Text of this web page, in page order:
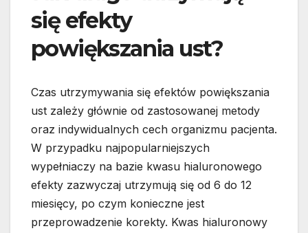
się efekty
powiększania ust?
Czas utrzymywania się efektów powiększania
ust zależy głównie od zastosowanej metody
oraz indywidualnych cech organizmu pacjenta.
W przypadku najpopularniejszych
wypełniaczy na bazie kwasu hialuronowego
efekty zazwyczaj utrzymują się od 6 do 12
miesięcy, po czym konieczne jest
przeprowadzenie korekty. Kwas hialuronowy